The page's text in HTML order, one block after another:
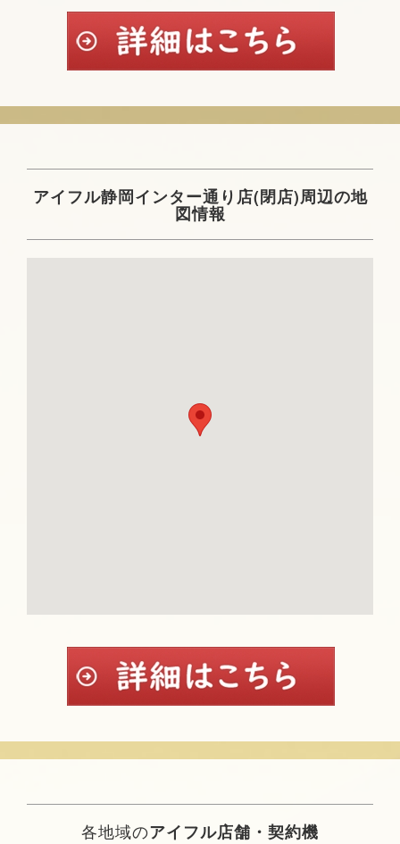
アイフル静岡インター通り店(閉店)周辺の地
図情報
各地域のアイフル店舗・契約機